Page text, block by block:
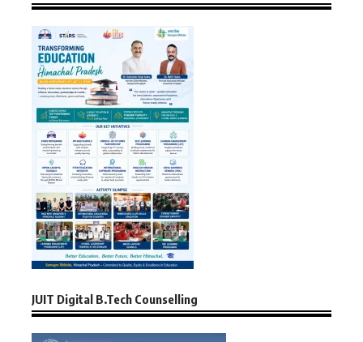
JUIT Digital B.Tech Counselling